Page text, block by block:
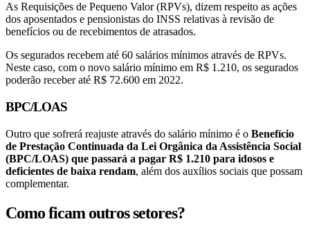
As Requisições de Pequeno Valor (RPVs), dizem respeito as ações
dos aposentados e pensionistas do INSS relativas à revisão de
benefícios ou de recebimentos de atrasados.
Os segurados recebem até 60 salários mínimos através de RPVs.
Neste caso, com o novo salário mínimo em R$ 1.210, os segurados
poderão receber até R$ 72.600 em 2022.
BPC/LOAS
Outro que sofrerá reajuste através do salário mínimo é o Benefício
de Prestação Continuada da Lei Orgânica da Assistência Social
(BPC/LOAS) que passará a pagar R$ 1.210 para idosos e
deficientes de baixa rendam, além dos auxílios sociais que possam
complementar.
Como ficam outros setores?